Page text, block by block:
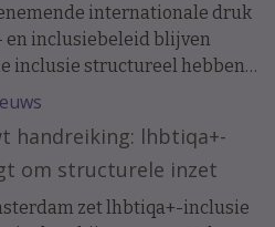
internationale druk
en inclusiebeleid blijven
inclusie structureel hebben
presteren. Dat blijkt uit de
Global Benchmark 2026,
worden beoordeeld op
handreiking: lhbtiqa+-
om structurele inzet
zet lhbtiqa+-inclusie